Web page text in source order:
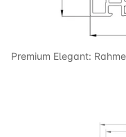
Premium Elegant: